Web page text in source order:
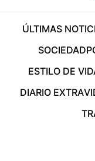
ÚLTIMAS
SOCIEDAD
ESTILO DE
DIARIO EXTRA